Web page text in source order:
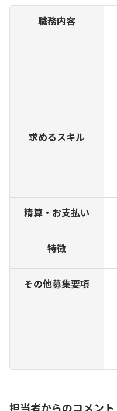
職務内容
求めるスキル
精算・お支払い
特徴
その他募集要項
担当者からのコメント